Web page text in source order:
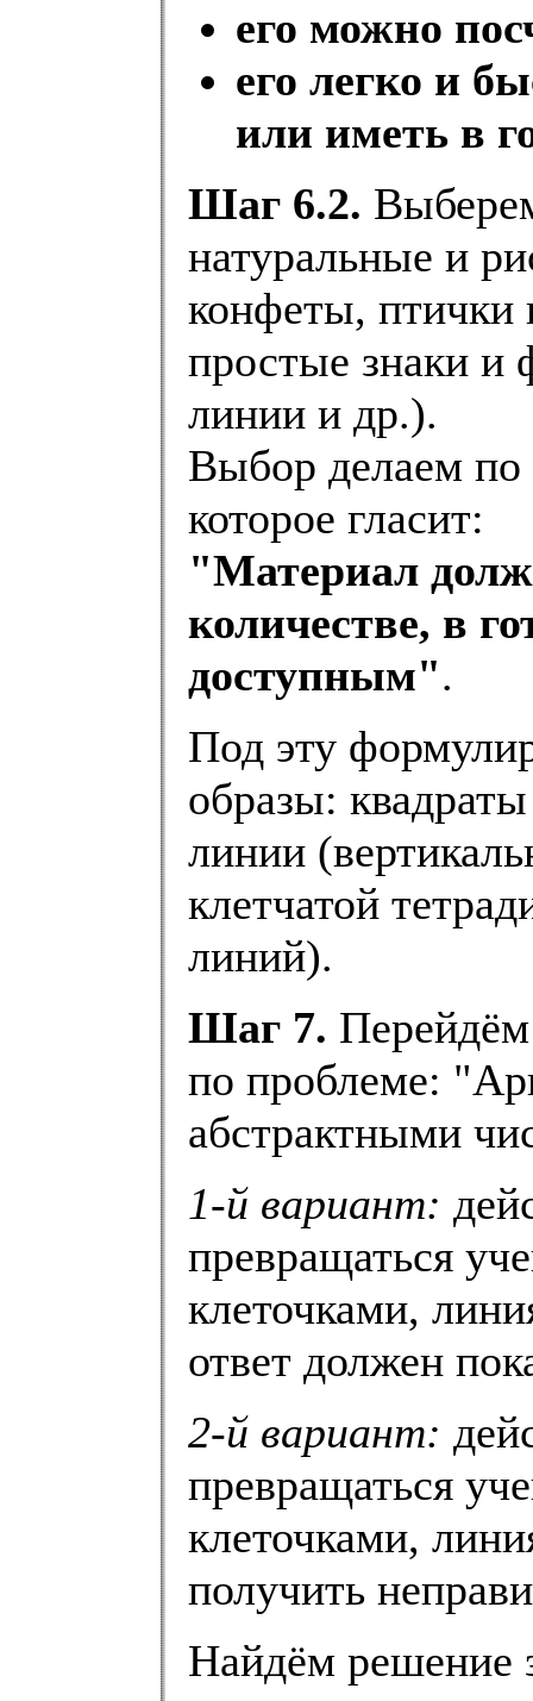
его можно
его легко и
или иметь в
Шаг 6.2.
натуральные и
конфеты, птички
простые знаки и
линии и др.).
Выбор делаем
которое гласит:
"Материал
количестве, в
доступным".
Под эту
образы:
линии
клетчатой
линий).
Шаг 7.
по проблеме:
абстрактными
1-й вариант:
превращаться
клеточками,
ответ должен
2-й вариант:
превращаться
клеточками,
получить
Найдём решение